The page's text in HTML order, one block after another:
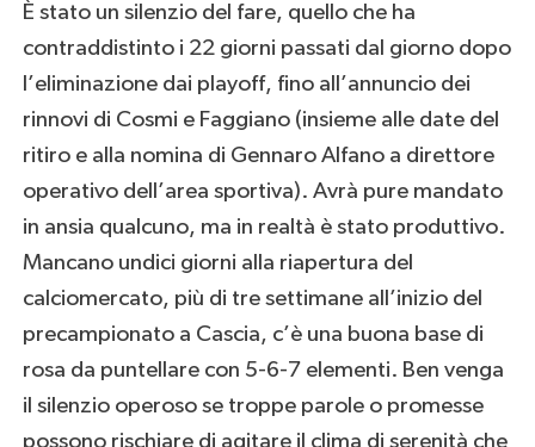
È stato un silenzio del fare, quello che ha
contraddistinto i 22 giorni passati dal giorno dopo
l’eliminazione dai playoff, fino all’annuncio dei
rinnovi di Cosmi e Faggiano (insieme alle date del
ritiro e alla nomina di Gennaro Alfano a direttore
operativo dell’area sportiva). Avrà pure mandato
in ansia qualcuno, ma in realtà è stato produttivo.
Mancano undici giorni alla riapertura del
calciomercato, più di tre settimane all’inizio del
precampionato a Cascia, c’è una buona base di
rosa da puntellare con 5-6-7 elementi. Ben venga
il silenzio operoso se troppe parole o promesse
possono rischiare di agitare il clima di serenità che